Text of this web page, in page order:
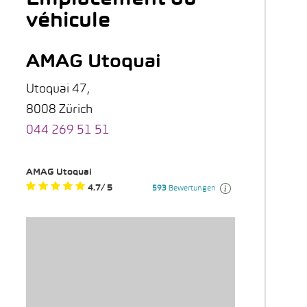
véhicule
AMAG Utoquai
Utoquai 47,
8008 Zürich
044 269 51 51